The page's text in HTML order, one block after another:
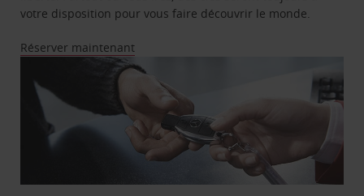
votre disposition pour vous faire découvrir le monde.
Réserver maintenant